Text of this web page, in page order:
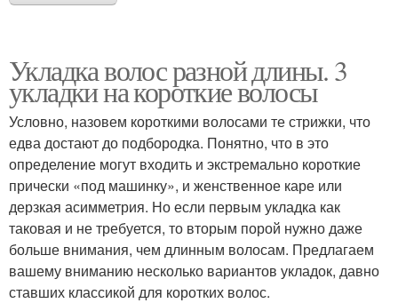
Укладка волос разной длины. 3
укладки на короткие волосы
Условно, назовем короткими волосами те стрижки, что
едва достают до подбородка. Понятно, что в это
определение могут входить и экстремально короткие
прически «под машинку», и женственное каре или
дерзкая асимметрия. Но если первым укладка как
таковая и не требуется, то вторым порой нужно даже
больше внимания, чем длинным волосам. Предлагаем
вашему вниманию несколько вариантов укладок, давно
ставших классикой для коротких волос.